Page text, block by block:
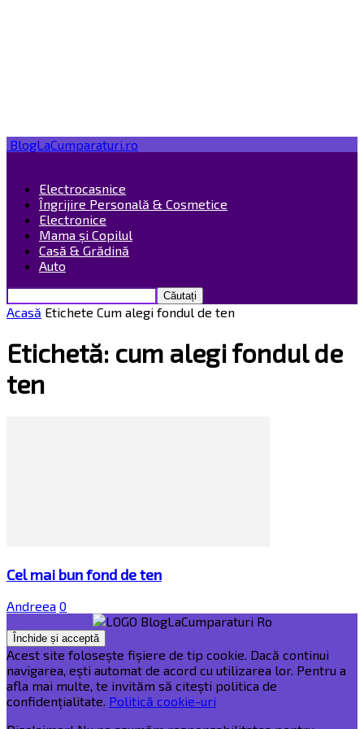
BlogLaCumparaturi.ro
Electrocasnice
Îngrijire Personală & Cosmetice
Electronice
Mama și Copilul
Casă & Grădină
Auto
Acasă Etichete Cum alegi fondul de ten
Etichetă: cum alegi fondul de
ten
Cel mai bun fond de ten
Andreea 0
Acest site folosește fișiere de tip cookie. Dacă continui
navigarea, ești automat de acord cu utilizarea lor. Pentru a
afla mai multe, te invităm să citești politica de
confidențialitate. Politică cookie-uri